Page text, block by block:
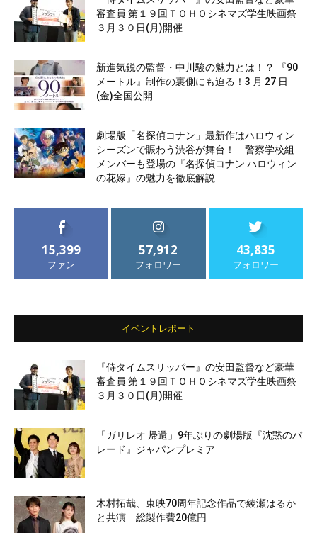
審査員 第１９回ＴＯＨＯシネマズ学生映画祭
３月３０日(月)開催
新進気鋭の監督・中川駿の魅力とは！？ 『90
メートル』制作の裏側にも迫る！3 月 27 日
(金)全国公開
劇場版「名探偵コナン」最新作はハロウィン
シーズンで賑わう渋谷が舞台！ 警察学校組
メンバーも登場の『名探偵コナン ハロウィン
の花嫁』の魅力を徹底解説
15,399
ファン
57,912
フォロワー
43,835
フォロワー
イベントレポート
『侍タイムスリッパー』の安田監督など豪華
審査員 第１９回ＴＯＨＯシネマズ学生映画祭
３月３０日(月)開催
「ガリレオ 帰還」9年ぶりの劇場版『沈黙のパ
レード』ジャパンプレミア
木村拓哉、東映70周年記念作品で綾瀬はるか
と共演 総製作費20億円